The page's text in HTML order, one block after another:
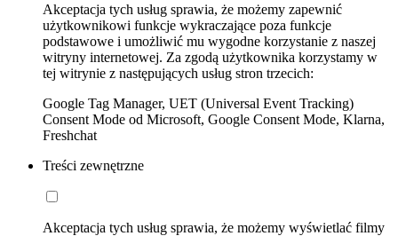
Akceptacja tych usług sprawia, że możemy zapewnić
użytkownikowi funkcje wykraczające poza funkcje
podstawowe i umożliwić mu wygodne korzystanie z naszej
witryny internetowej. Za zgodą użytkownika korzystamy w
tej witrynie z następujących usług stron trzecich:
Google Tag Manager, UET (Universal Event Tracking)
Consent Mode od Microsoft, Google Consent Mode, Klarna,
Freshchat
Treści zewnętrzne
Akceptacja tych usług sprawia, że możemy wyświetlać filmy